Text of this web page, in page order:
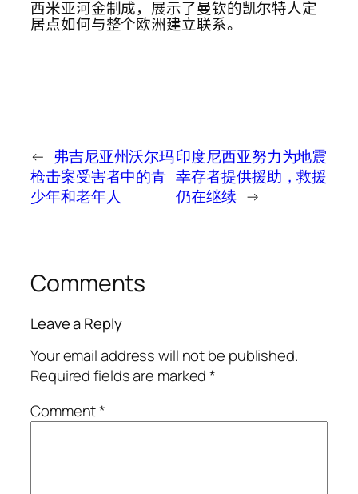
西米亚河金制成，展示了曼钦的凯尔特人定
居点如何与整个欧洲建立联系。
← 弗吉尼亚州沃尔玛
枪击案受害者中的青
少年和老年人
印度尼西亚努力为地震
幸存者提供援助，救援
仍在继续 →
Comments
Leave a Reply
Your email address will not be published.
Required fields are marked*
Comment*